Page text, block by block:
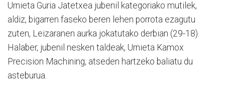
Urnieta Guria Jatetxea jubenil kategoriako mutilek,
aldiz, bigarren faseko beren lehen porrota ezagutu
zuten, Leizaranen aurka jokatutako derbian (29-18).
Halaber, jubenil nesken taldeak, Urnieta Kamox
Precision Machining, atseden hartzeko baliatu du
asteburua.